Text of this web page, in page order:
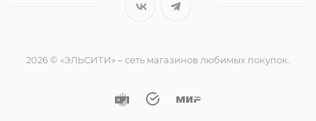
2026 © «ЭЛЬСИТИ» – сеть магазинов любимых покупок.